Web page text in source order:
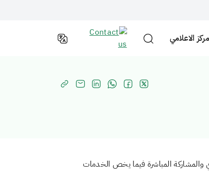
الاعلامي
والمشاركة المباشرة فيما يخص الخدمات